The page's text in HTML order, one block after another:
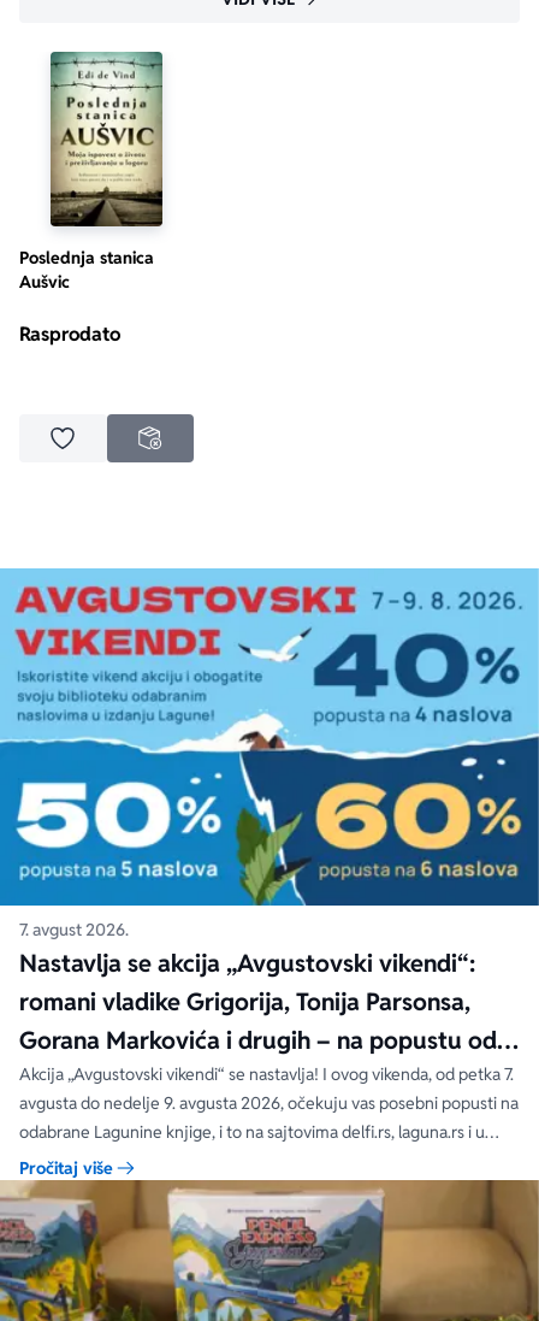
Poslednja stanica
Aušvic
Rasprodato
Dodaj u omiljeneNEDOSTUPNO
7. avgust 2026.
Nastavlja se akcija „Avgustovski vikendi“:
romani vladike Grigorija, Tonija Parsonsa,
Gorana Markovića i drugih – na popustu od
čak 40, 50 i 60%
Akcija „Avgustovski vikendi“ se nastavlja! I ovog vikenda, od petka 7.
avgusta do nedelje 9. avgusta 2026, očekuju vas posebni popusti na
odabrane Lagunine knjige, i to na sajtovima delfi.rs, laguna.rs i u
svim Delfi knjižarama.
Pročitaj više